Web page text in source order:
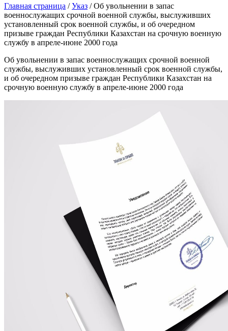
Главная страница /Указ /Об увольнении в запас
военнослужащих срочной военной службы, выслуживших
установленный срок военной службы, и об очередном
призыве граждан Республики Казахстан на срочную военную
службу в апреле-июне 2000 года
Об увольнении в запас военнослужащих срочной военной
службы, выслуживших установленный срок военной службы,
и об очередном призыве граждан Республики Казахстан на
срочную военную службу в апреле-июне 2000 года